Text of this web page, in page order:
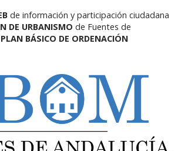
de información y participación ciudadana
DE URBANISMO de Fuentes de
PLAN BÁSICO DE ORDENACIÓN